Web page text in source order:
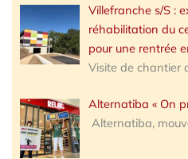
Villefranche s/S :
réhabilitation du
pour une rentrée
Visite de chantier
Alternatiba « On
Alternatiba,